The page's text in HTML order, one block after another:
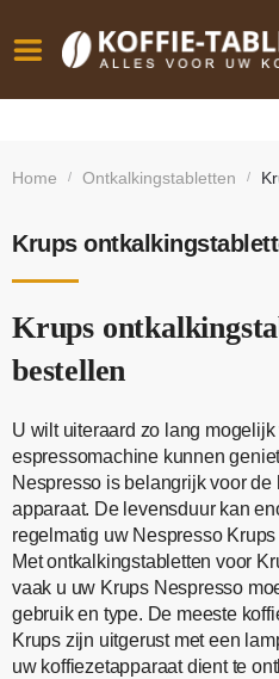
Home / Ontkalkingstabletten /
Krups
Krups
bestellen
U wilt uiteraard zo lang
espressomachine kunnen
Nespresso is belangrijk voor
apparaat. De levensduur kan
regelmatig uw Nespresso
Met ontkalkingstabletten voor
vaak u uw Krups Nespresso
gebruik en type. De meeste
Krups zijn uitgerust met een
uw koffiezetapparaat dient te